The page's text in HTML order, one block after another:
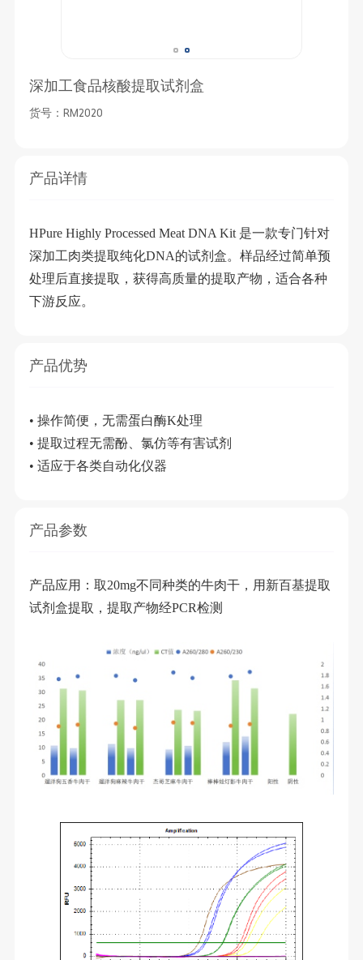
深加工食品核酸提取试剂盒
货号：RM2020
产品详情
HPure Highly Processed Meat DNA Kit 是一款专门针对
深加工肉类提取纯化DNA的试剂盒。样品经过简单预
处理后直接提取，获得高质量的提取产物，适合各种
下游反应。
产品优势
• 操作简便，无需蛋白酶K处理
• 提取过程无需酚、氯仿等有害试剂
• 适应于各类自动化仪器
产品参数
产品应用：取20mg不同种类的牛肉干，用新百基提取
试剂盒提取，提取产物经PCR检测